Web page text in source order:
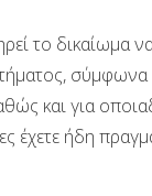
το
και για
έχετε ήδη